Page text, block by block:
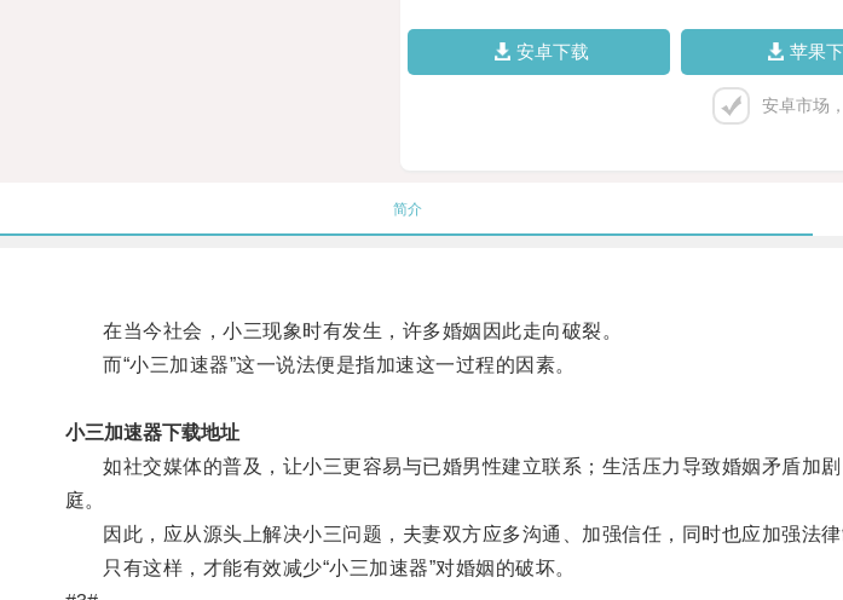
安卓下载 苹果
安卓市场
简介
在当今社会，小三现象时有发生，许多婚姻因此走向破裂。
而“小三加速器”这一说法便是指加速这一过程的因素。
小三加速器下载地址
如社交媒体的普及，让小三更容易与已婚男性建立联系；生活压力导致婚姻矛盾加
庭。
因此，应从源头上解决小三问题，夫妻双方应多沟通、加强信任，同时也应加强法律
只有这样，才能有效减少“小三加速器”对婚姻的破坏。